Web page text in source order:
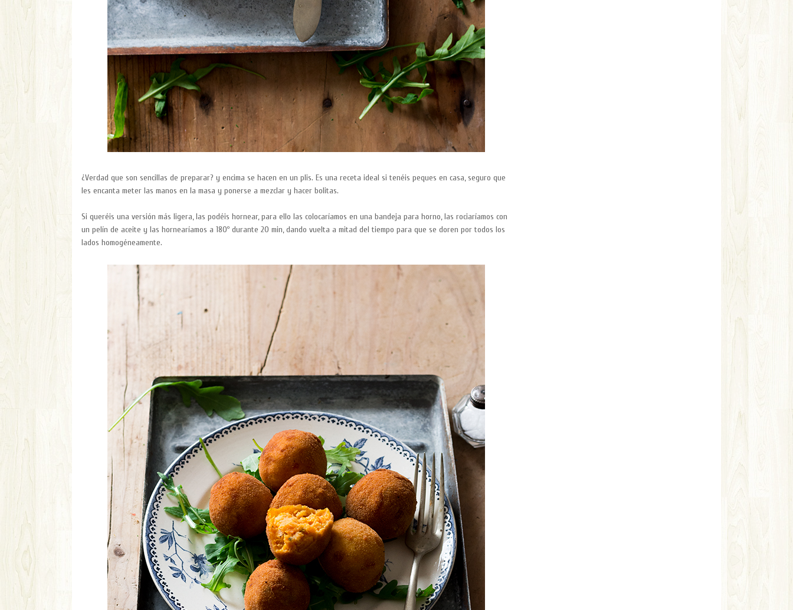
¿Verdad que son sencillas de preparar? y encima se hacen en un plis. Es una receta ideal si tenéis peques en casa, seguro que
les encanta meter las manos en la masa y ponerse a mezclar y hacer bolitas.
Si queréis una versión más ligera, las podéis hornear, para ello las colocaríamos en una bandeja para horno, las rociaríamos con
un pelín de aceite y las hornearíamos a 180º durante 20 min, dando vuelta a mitad del tiempo para que se doren por todos los
lados homogéneamente.